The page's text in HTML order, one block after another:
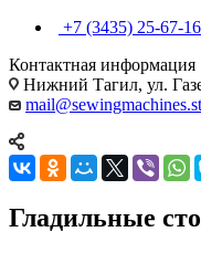
+7 (3435) 25-67-16
Контактная информация
Нижний Тагил, ул.
Гладильные